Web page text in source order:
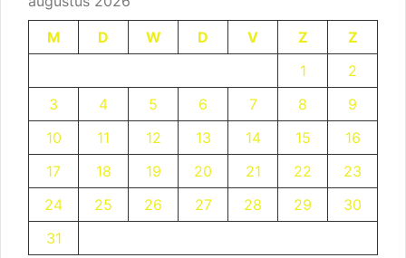
M
D W D V Z
Z
1
2
3
4 5 6 7 8
9
10
11 12 13 14 15
16
17
18 19 20 21 22
23
24
25 26 27 28 29
30
31